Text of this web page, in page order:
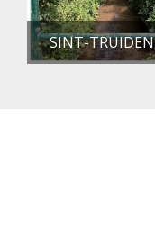
SINT-TRUIDEN